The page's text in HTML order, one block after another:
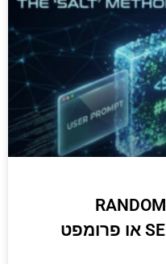
אבטחת LLM בסיסית: RANDOM
SEQUENCE ENCLOSURE או פרומפט